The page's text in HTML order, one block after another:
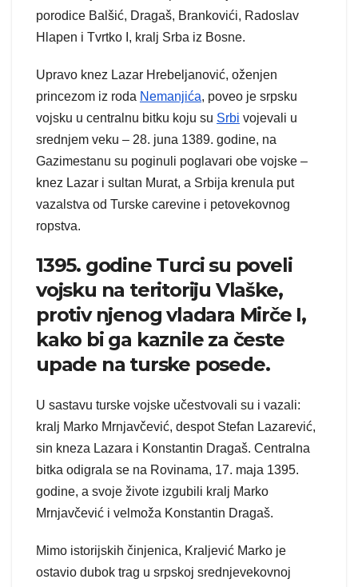
porodice Balšić, Dragaš, Brankovići, Radoslav
Hlapen i Tvrtko I, kralj Srba iz Bosne.
Upravo knez Lazar Hrebeljanović, oženjen
princezom iz roda Nemanjića, poveo je srpsku
vojsku u centralnu bitku koju su Srbi vojevali u
srednjem veku – 28. juna 1389. godine, na
Gazimestanu su poginuli poglavari obe vojske –
knez Lazar i sultan Murat, a Srbija krenula put
vazalstva od Turske carevine i petovekovnog
ropstva.
1395. godine Turci su poveli
vojsku na teritoriju Vlaške,
protiv njenog vladara Mirče I,
kako bi ga kaznile za česte
upade na turske posede.
U sastavu turske vojske učestvovali su i vazali:
kralj Marko Mrnjavčević, despot Stefan Lazarević,
sin kneza Lazara i Konstantin Dragaš. Centralna
bitka odigrala se na Rovinama, 17. maja 1395.
godine, a svoje živote izgubili kralj Marko
Mrnjavčević i velmoža Konstantin Dragaš.
Mimo istorijskih činjenica, Kraljević Marko je
ostavio dubok trag u srpskoj srednjevekovnoj